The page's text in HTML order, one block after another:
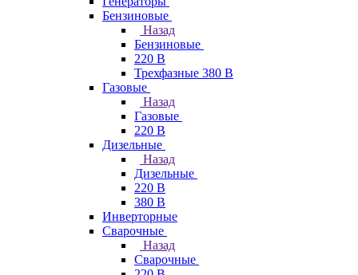
Бензиновые
Назад
Бензиновые
220 В
Трехфазные 380 В
Газовые
Назад
Газовые
220 В
Дизельные
Назад
Дизельные
220 В
380 В
Инверторные
Сварочные
Назад
Сварочные